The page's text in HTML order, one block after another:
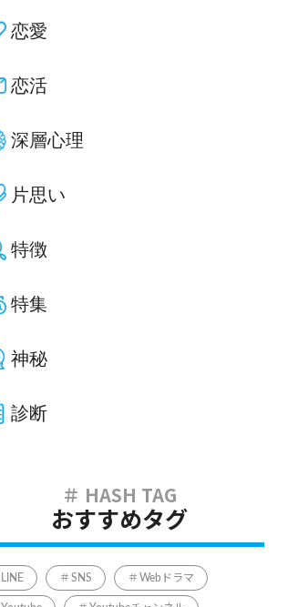
恋愛
恋活
深層心理
片思い
特徴
特集
神秘
診断
おすすめタグ
LINE SNS Webドラマ